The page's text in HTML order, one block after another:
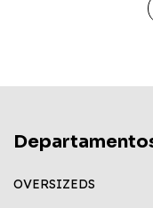
OVERSIZEDS